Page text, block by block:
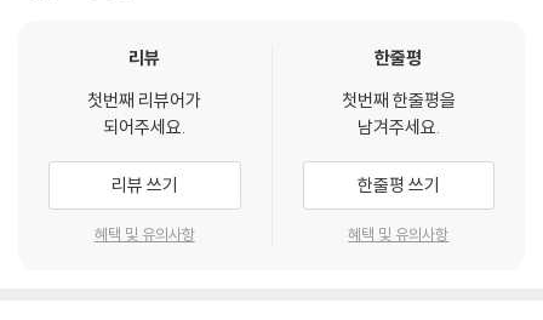
리뷰
첫번째 리뷰어가
되어주세요.
리뷰 쓰기
혜택 및 유의사항
한줄평
첫번째 한줄평을
남겨주세요.
한줄평 쓰기
혜택 및 유의사항